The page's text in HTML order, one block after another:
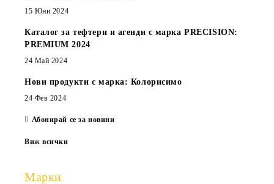
15 Юни 2024
Каталог за тефтери и агенди с марка PRECISION:
PREMIUM 2024
24 Май 2024
Нови продукти с марка: Колорисимо
24 Фев 2024
Абонирай се за новини
Виж всички
Марки